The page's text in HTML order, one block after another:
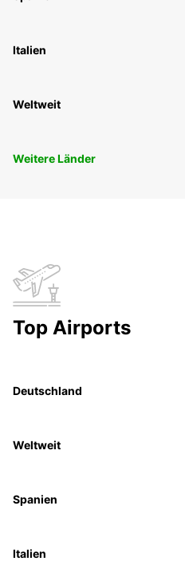
Italien
Weltweit
Weitere Länder
Top Airports
Deutschland
Weltweit
Spanien
Italien